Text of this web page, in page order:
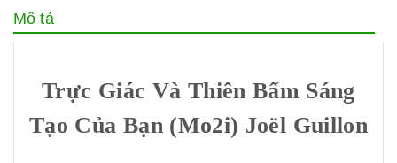
Mô tả
Trực Giác Và Thiên Bẩm Sáng
Tạo Của Bạn (Mo2i) Joël Guillon